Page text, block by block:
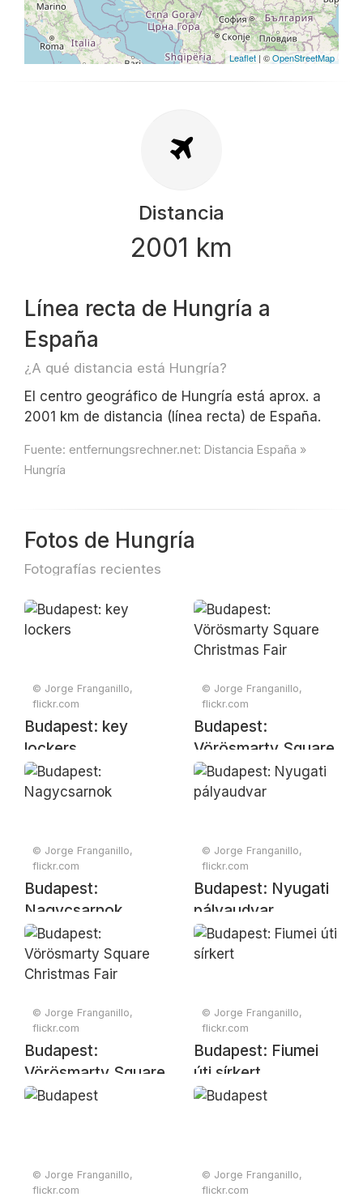
Leaflet | ©OpenStreetMap
Distancia
2001 km
Línea recta de Hungría a
España
¿A qué distancia está Hungría?
El centro geográfico de Hungría está aprox. a
2001 km de distancia (línea recta) de España.
Fuente: entfernungsrechner.net: Distancia España »
Hungría
Fotos de Hungría
Fotografías recientes
© Jorge Franganillo,
flickr.com
Budapest: key
lockers
© Jorge Franganillo,
flickr.com
Budapest:
Vörösmarty Square
Christmas Fair
© Jorge Franganillo,
flickr.com
Budapest:
Nagycsarnok
© Jorge Franganillo,
flickr.com
Budapest: Nyugati
pályaudvar
© Jorge Franganillo,
flickr.com
Budapest:
Vörösmarty Square
Christmas Fair
© Jorge Franganillo,
flickr.com
Budapest: Fiumei
úti sírkert
© Jorge Franganillo,
flickr.com
© Jorge Franganillo,
flickr.com